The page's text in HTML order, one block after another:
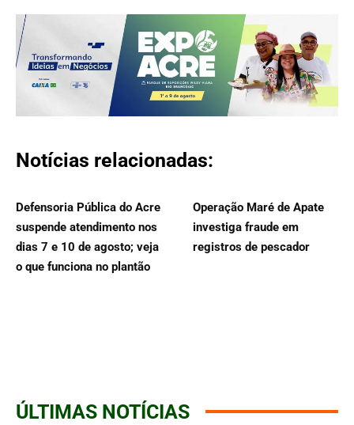
Notícias relacionadas:
Defensoria Pública do Acre
suspende atendimento nos
dias 7 e 10 de agosto; veja
o que funciona no plantão
Operação Maré de Apate
investiga fraude em
registros de pescador
ÚLTIMAS NOTÍCIAS